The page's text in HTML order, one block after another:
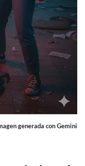
generada con Gemini